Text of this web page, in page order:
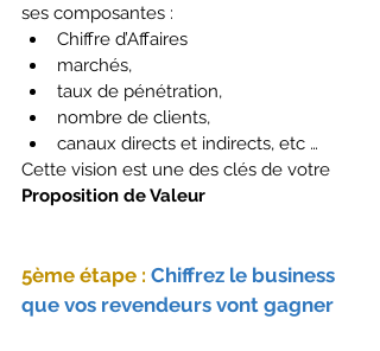
ses composantes :
Chiffre d’Affaires
marchés,
taux de pénétration,
nombre de clients,
canaux directs et indirects, etc …
Cette vision est une des clés de votre
Proposition de Valeur
5ème étape : Chiffrez le business
que vos revendeurs vont gagner